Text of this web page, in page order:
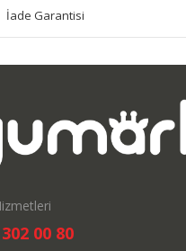
İade Garantisi
00 80